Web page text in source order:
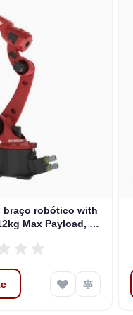
braço robótico with
Max Payload, 6